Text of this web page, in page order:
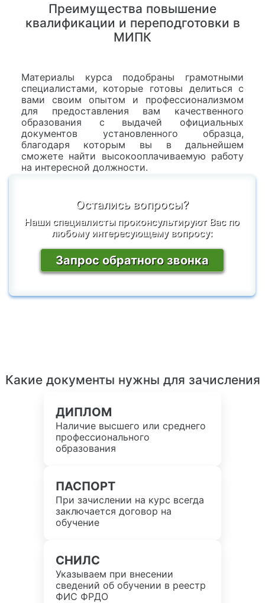
Преимущества повышение
квалификации и переподготовки в
МИПК
Материалы курса подобраны грамотными
специалистами, которые готовы делиться с
вами своим опытом и профессионализмом
для предоставления вам качественного
образования с выдачей официальных
документов установленного образца,
благодаря которым вы в дальнейшем
сможете найти высокооплачиваемую работу
на интересной должности.
Остались вопросы?
Наши специалисты проконсультируют Вас по
любому интересующему вопросу:
Запрос обратного звонка
Какие документы нужны для зачисления
ДИПЛОМ
Наличие высшего или среднего
профессионального
образования
ПАСПОРТ
При зачислении на курс всегда
заключается договор на
обучение
СНИЛС
Указываем при внесении
сведений об обучении в реестр
ФИС ФРДО